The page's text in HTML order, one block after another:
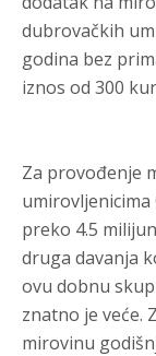
dubrovačkih
godina bez
iznos od 300
Za provođenje
preko 4.5
druga davanja
ovu dobnu
znatno je veće.
mirovinu